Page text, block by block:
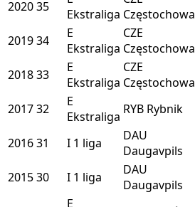
202035
Ekstraliga Częstochowa
201934
E
Ekstraliga
CZE
Częstochowa
201833
E
Ekstraliga
CZE
Częstochowa
201732
E
Ekstraliga RYB Rybnik
201631 I 1 liga
DAU
Daugavpils
201530 I 1 liga
DAU
Daugavpils
E